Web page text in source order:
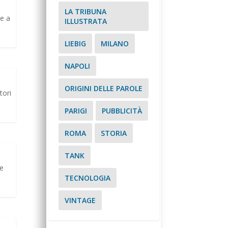
a
LA TRIBUNA
ILLUSTRATA
LIEBIG MILANO
NAPOLI
ORIGINI DELLE PAROLE
PARIGI PUBBLICITÀ
ROMA STORIA
TANK
TECNOLOGIA
VINTAGE